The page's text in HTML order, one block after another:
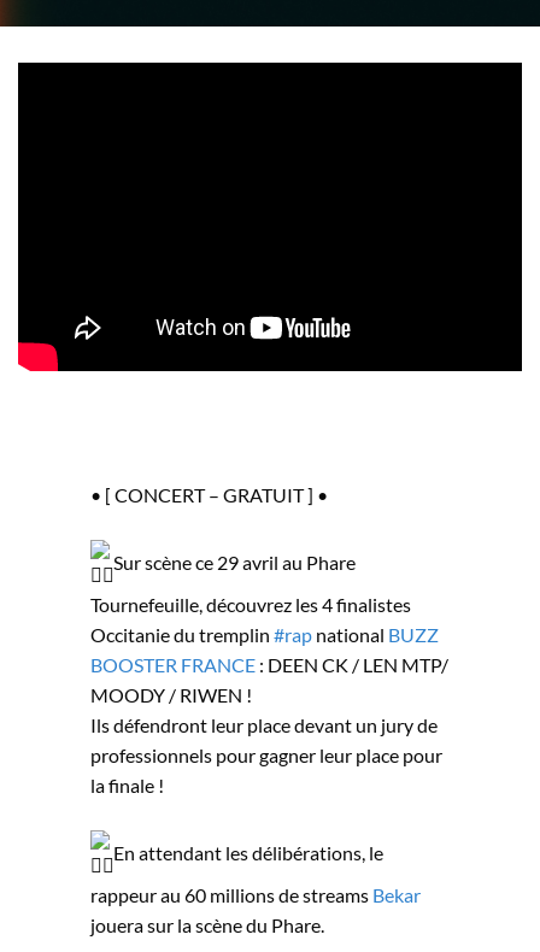
• [ CONCERT – GRATUIT ] •
Sur scène ce 29 avril au Phare
Tournefeuille, découvrez les 4 finalistes
Occitanie du tremplin #rap national BUZZ
BOOSTER FRANCE : DEEN CK / LEN MTP/
MOODY / RIWEN !
Ils défendront leur place devant un jury de
professionnels pour gagner leur place pour
la finale !
En attendant les délibérations, le
rappeur au 60 millions de streams Bekar
jouera sur la scène du Phare.